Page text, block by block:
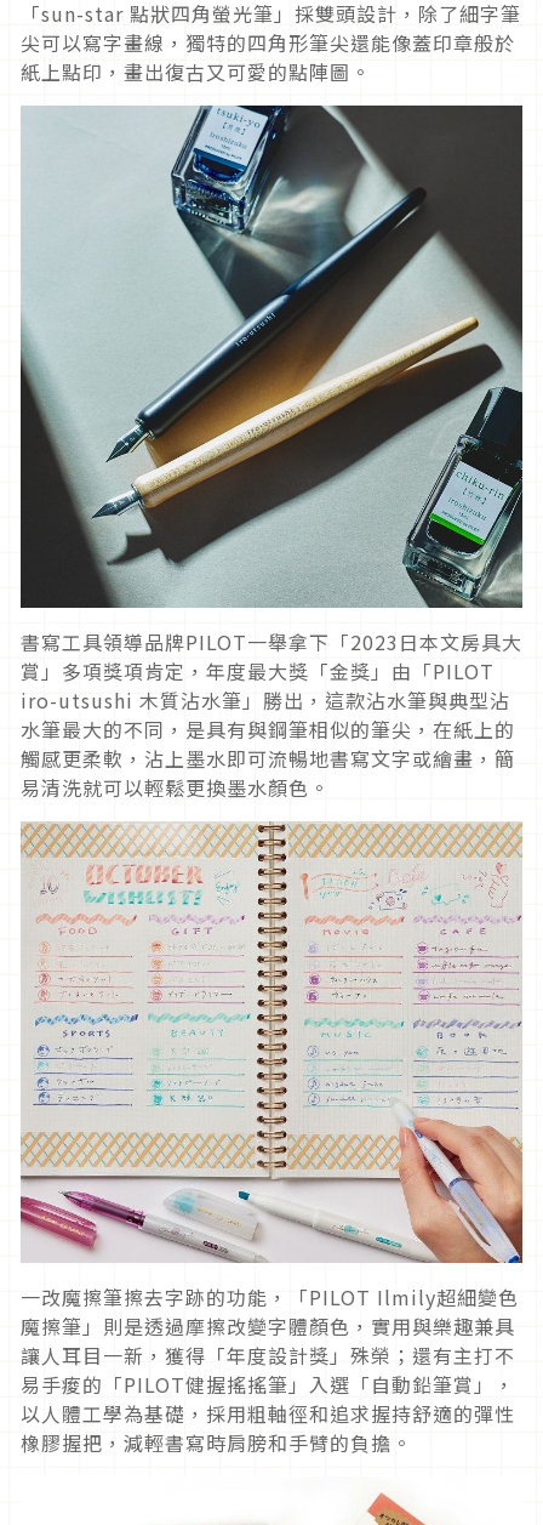
「sun-star 點狀四角螢光筆」採雙頭設計，除了細字筆
尖可以寫字畫線，獨特的四角形筆尖還能像蓋印章般於
紙上點印，畫出復古又可愛的點陣圖。
書寫工具領導品牌PILOT一舉拿下「2023日本文房具大
賞」多項獎項肯定，年度最大獎「金獎」由「PILOT
iro-utsushi 木質沾水筆」勝出，這款沾水筆與典型沾
水筆最大的不同，是具有與鋼筆相似的筆尖，在紙上的
觸感更柔軟，沾上墨水即可流暢地書寫文字或繪畫，簡
易清洗就可以輕鬆更換墨水顏色。
一改魔擦筆擦去字跡的功能，「PILOT Ilmily超細變色
魔擦筆」則是透過摩擦改變字體顏色，實用與樂趣兼具
讓人耳目一新，獲得「年度設計獎」殊榮；還有主打不
易手痠的「PILOT健握搖搖筆」入選「自動鉛筆賞」，
以人體工學為基礎，採用粗軸徑和追求握持舒適的彈性
橡膠握把，減輕書寫時肩膀和手臂的負擔。